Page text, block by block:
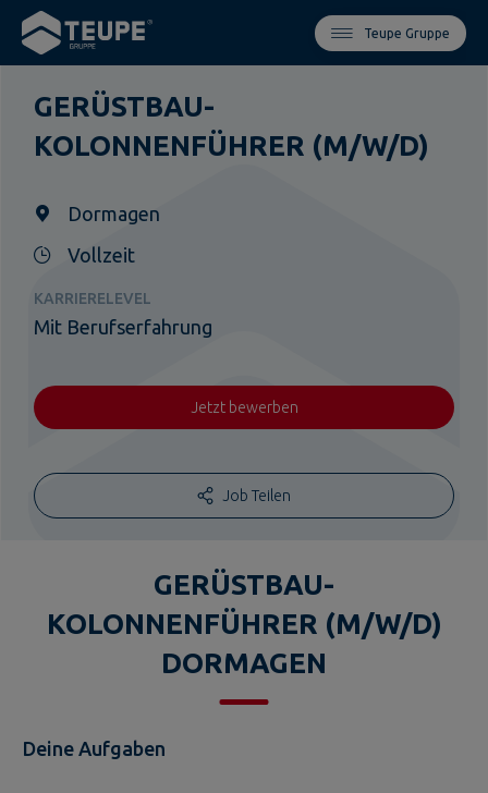
Teupe Gruppe
GERÜSTBAU-
KOLONNENFÜHRER (M/W/D)
Dormagen
Vollzeit
KARRIERELEVEL
Mit Berufserfahrung
Jetzt bewerben
Job Teilen
GERÜSTBAU-
KOLONNENFÜHRER (M/W/D)
DORMAGEN
Deine Aufgaben